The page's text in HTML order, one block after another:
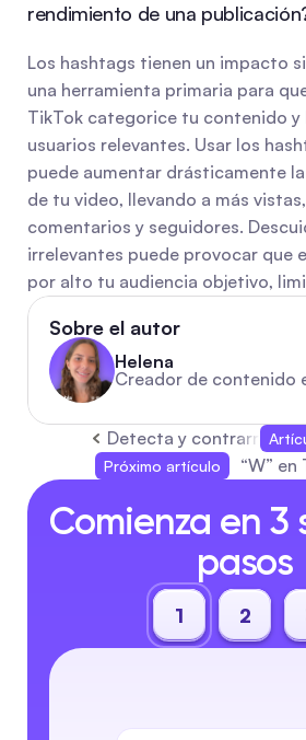
rendimiento de una
Los hashtags tienen un impacto
una herramienta primaria para
TikTok categorice tu contenido y
usuarios relevantes. Usar los
puede aumentar drásticamente
de tu video, llevando a más
comentarios y seguidores.
irrelevantes puede provocar que
por alto tu audiencia objetivo,
Sobre el autor
Helena
Creador de contenido
Detecta y contrarresta
Próximo artículo
“W”
Comienza en 3
pasos
1 2